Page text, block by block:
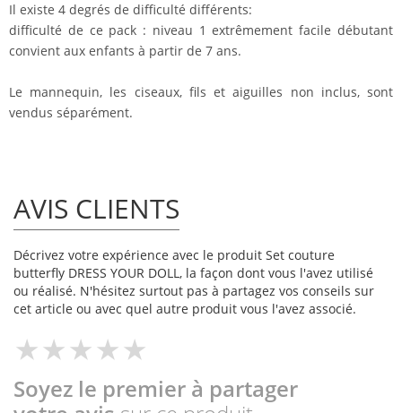
Il existe 4 degrés de difficulté différents:
difficulté de ce pack : niveau 1 extrêmement facile débutant
convient aux enfants à partir de 7 ans.
Le mannequin, les ciseaux, fils et aiguilles non inclus, sont
vendus séparément.
AVIS CLIENTS
Décrivez votre expérience avec le produit Set couture
butterfly DRESS YOUR DOLL, la façon dont vous l'avez utilisé
ou réalisé. N'hésitez surtout pas à partagez vos conseils sur
cet article ou avec quel autre produit vous l'avez associé.
Soyez le premier à partager